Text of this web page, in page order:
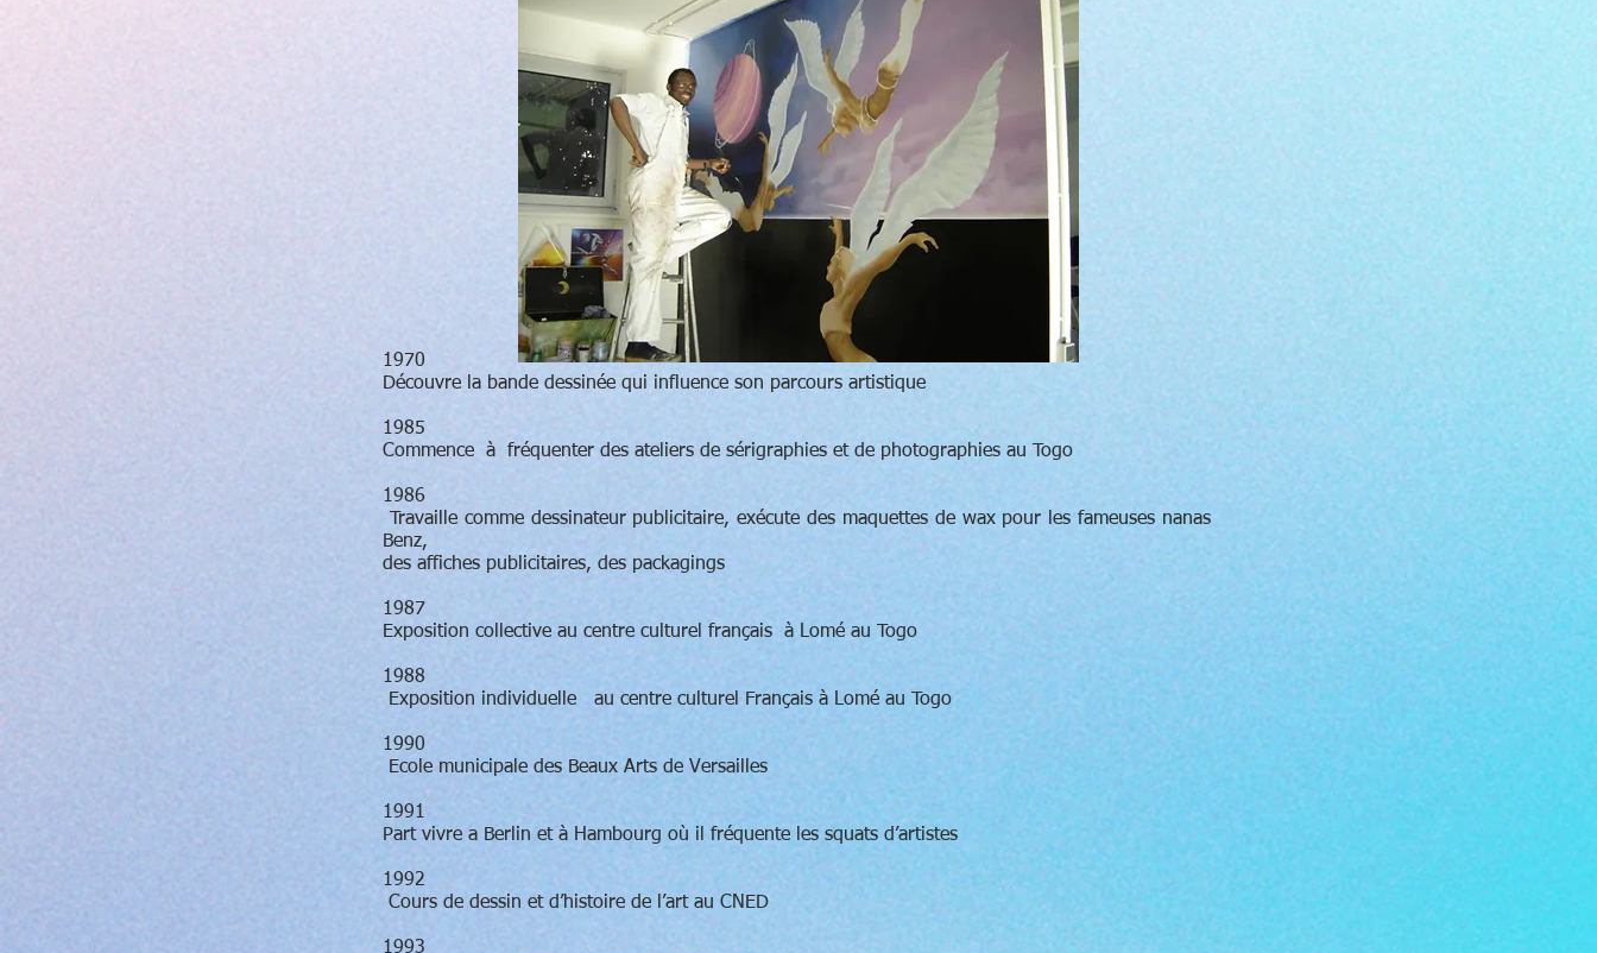
1970
Découvre la bande dessinée qui influence son parcours artistique
1985
Commence à fréquenter des ateliers de sérigraphies et de photographies au Togo
1986
Travaille comme dessinateur publicitaire, exécute des maquettes de wax pour les fameuses nanas
Benz,
des affiches publicitaires, des packagings
1987
Exposition collective au centre culturel français à Lomé au Togo
1988
Exposition individuelle au centre culturel Français à Lomé au Togo
1990
Ecole municipale des Beaux Arts de Versailles
1991
Part vivre a Berlin et à Hambourg où il fréquente les squats d’artistes
1992
Cours de dessin et d’histoire de l’art au CNED
1993